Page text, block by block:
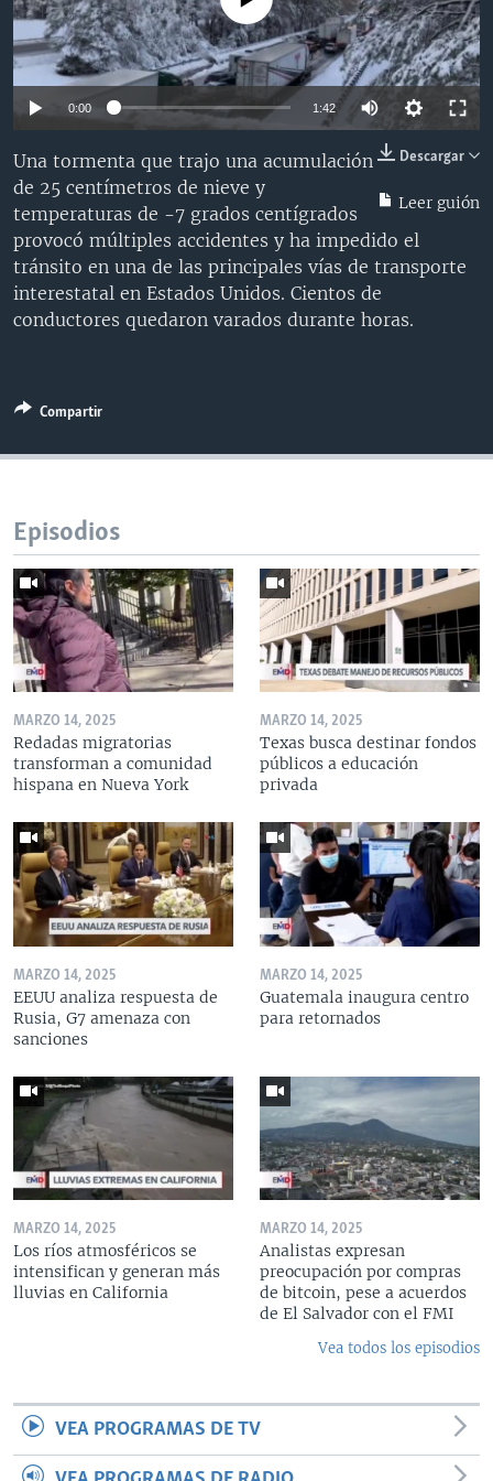
VENEZUELA
BRASIL
NICARAGUA
ECONOMÍA
ENTRETENIMIENTO Y CULTURA
TECNOLOGÍA
CIENCIA Y SALUD
MULTIMEDIA
VIDEOS
FOTOGRAFÍA
PROGRAMAS TV
EL MUNDO AL DÍA
VISIÓN 360
LAS CLAVES
PANORAMA
RADIO
AUDIONOTICIAS
BUENOS DÍAS AMÉRICA
ESTADOS UNIDOS AL DÍA
EL MUNDO AL DÍA [RADIO]
FORO [RADIO]
NOTA ECONÓMICA
ENTRETENIMIENTO
DOCUMENTALES DE LA VOA
Learning English
SÍGANOS
0:00 1:42
Descargar
Leer guión
Una tormenta que trajo una acumulación
de 25 centímetros de nieve y
temperaturas de -7 grados centígrados
provocó múltiples accidentes y ha impedido el
tránsito en una de las principales vías de transporte
interestatal en Estados Unidos. Cientos de
conductores quedaron varados durante horas.
Compartir
Episodios
MARZO 14, 2025
Redadas migratorias
transforman a comunidad
hispana en Nueva York
MARZO 14, 2025
Texas busca destinar fondos
públicos a educación
privada
MARZO 14, 2025
EEUU analiza respuesta de
Rusia, G7 amenaza con
sanciones
MARZO 14, 2025
Guatemala inaugura centro
para retornados
MARZO 14, 2025
Los ríos atmosféricos se
intensifican y generan más
lluvias en California
MARZO 14, 2025
Analistas expresan
preocupación por compras
de bitcoin, pese a acuerdos
de El Salvador con el FMI
Vea todos los episodios
VEA PROGRAMAS DE TV